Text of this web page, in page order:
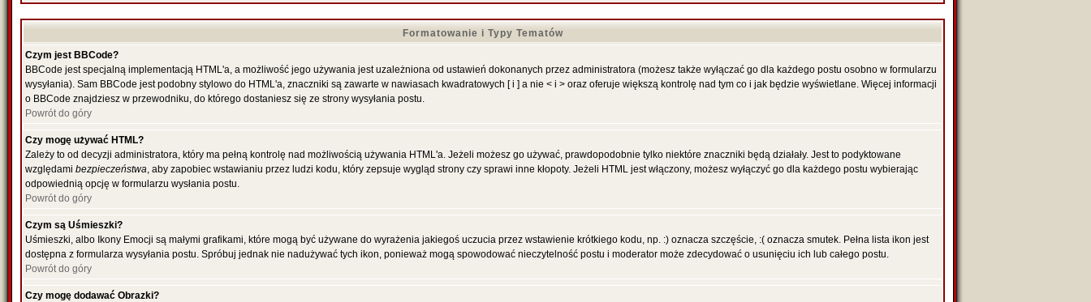
Formatowanie i Typy Tematów
Czym jest BBCode?
BBCode jest specjalną implementacją HTML'a, a możliwość jego używania jest uzależniona od ustawień dokonanych przez administratora (możesz także wyłączać go dla każdego postu osobno w formularzu
wysyłania). Sam BBCode jest podobny stylowo do HTML'a, znaczniki są zawarte w nawiasach kwadratowych [ i ] a nie < i > oraz oferuje większą kontrolę nad tym co i jak będzie wyświetlane. Więcej informacji
o BBCode znajdziesz w przewodniku, do którego dostaniesz się ze strony wysyłania postu.
Powrót do góry
Czy mogę używać HTML?
Zależy to od decyzji administratora, który ma pełną kontrolę nad możliwością używania HTML'a. Jeżeli możesz go używać, prawdopodobnie tylko niektóre znaczniki będą działały. Jest to podyktowane
względami bezpieczeństwa, aby zapobiec wstawianiu przez ludzi kodu, który zepsuje wygląd strony czy sprawi inne kłopoty. Jeżeli HTML jest włączony, możesz wyłączyć go dla każdego postu wybierając
odpowiednią opcję w formularzu wysłania postu.
Powrót do góry
Czym są Uśmieszki?
Uśmieszki, albo Ikony Emocji są małymi grafikami, które mogą być używane do wyrażenia jakiegoś uczucia przez wstawienie krótkiego kodu, np. :) oznacza szczęście, :( oznacza smutek. Pełna lista ikon jest
dostępna z formularza wysyłania postu. Spróbuj jednak nie nadużywać tych ikon, ponieważ mogą spowodować nieczytelność postu i moderator może zdecydować o usunięciu ich lub całego postu.
Powrót do góry
Czy mogę dodawać Obrazki?